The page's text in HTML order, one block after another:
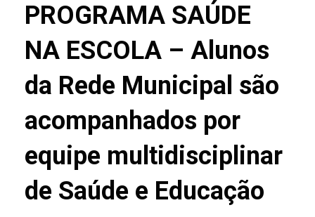
PROGRAMA SAÚDE
NA ESCOLA – Alunos
da Rede Municipal são
acompanhados por
equipe multidisciplinar
de Saúde e Educação